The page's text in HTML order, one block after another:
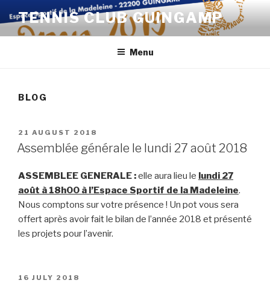
to
content
TENNIS CLUB GUINGAMP
Menu
BLOG
POSTED
ON
21 AUGUST 2018
Assemblée générale le lundi 27 août 2018
ASSEMBLEE GENERALE :elle aura lieu le lundi 27
août à 18h00 à l’Espace Sportif de la Madeleine.
Nous comptons sur votre présence ! Un pot vous sera
offert après avoir fait le bilan de l’année 2018 et présenté
les projets pour l’avenir.
POSTED
16 JULY 2018